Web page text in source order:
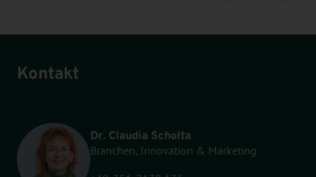
Kontakt
Dr. Claudia Scholta
Branchen, Innovation & Marketing